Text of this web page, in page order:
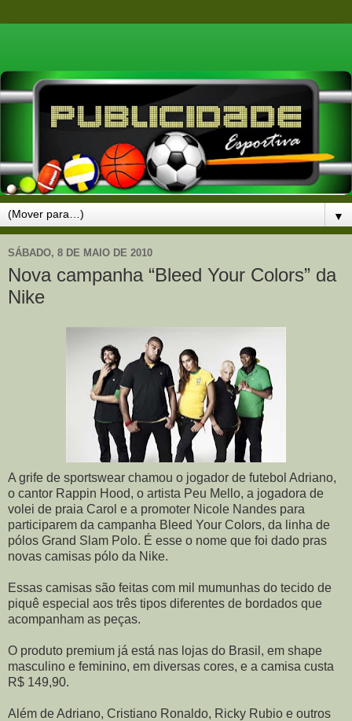
▼
SÁBADO, 8 DE MAIO DE 2010
Nova campanha “Bleed Your Colors” da
Nike
A grife de sportswear chamou o jogador de futebol Adriano,
o cantor Rappin Hood, o artista Peu Mello, a jogadora de
volei de praia Carol e a promoter Nicole Nandes para
participarem da campanha Bleed Your Colors, da linha de
pólos Grand Slam Polo. É esse o nome que foi dado pras
novas camisas pólo da Nike.
Essas camisas são feitas com mil mumunhas do tecido de
piquê especial aos três tipos diferentes de bordados que
acompanham as peças.
O produto premium já está nas lojas do Brasil, em shape
masculino e feminino, em diversas cores, e a camisa custa
R$ 149,90.
Além de Adriano, Cristiano Ronaldo, Ricky Rubio e outros